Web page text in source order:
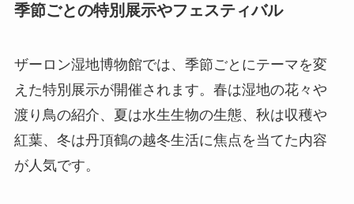
季節ごとの特別展示やフェスティバル
ザーロン湿地博物館では、季節ごとにテーマを変
えた特別展示が開催されます。春は湿地の花々や
渡り鳥の紹介、夏は水生生物の生態、秋は収穫や
紅葉、冬は丹頂鶴の越冬生活に焦点を当てた内容
が人気です。